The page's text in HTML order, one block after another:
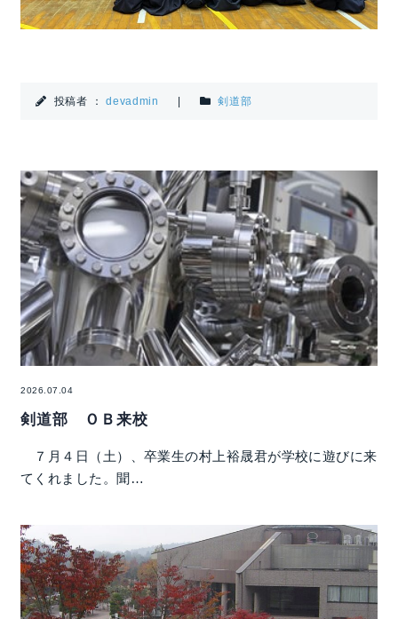
投稿者 ：devadmin 剣道部
2026.07.04
剣道部 ＯＢ来校
７月４日（土）、卒業生の村上裕晟君が学校に遊びに来
てくれました。聞…